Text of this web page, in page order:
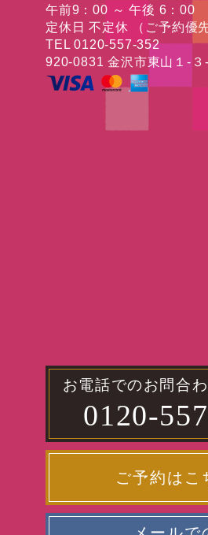
午前9：00 ～ 午後 6：00
定休日 不定休 （ご予約優先
TEL 0120-557-352
920-0831 金沢市東山１-３
お電話でのお問合
0120-
ご予約はこ